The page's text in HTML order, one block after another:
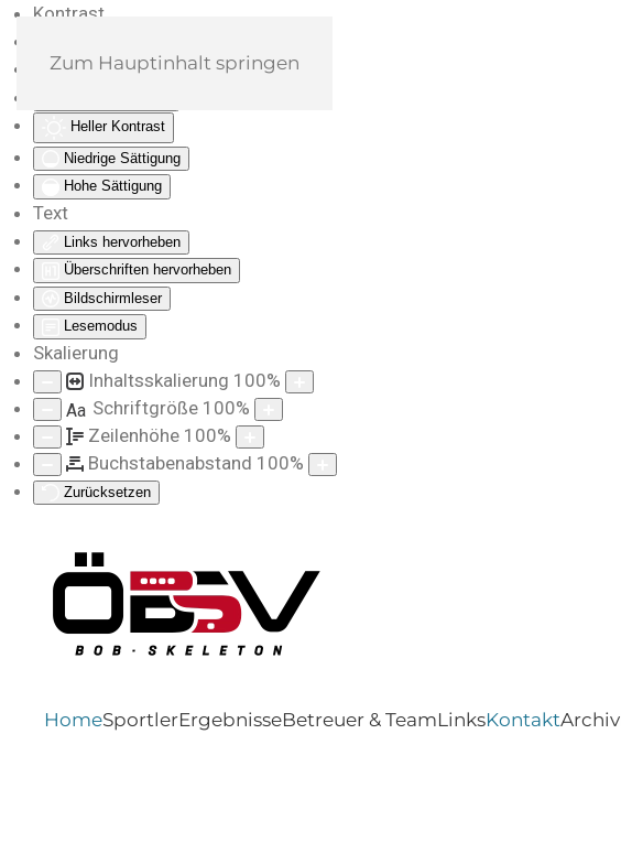
Kontrast
Monochrom
Heller Kontrast
Niedrige Sättigung
Hohe Sättigung
Text
Links hervorheben
Überschriften hervorheben
Bildschirmleser
Lesemodus
Skalierung
Inhaltsskalierung 100%
Aa Schriftgröße 100%
Zeilenhöhe 100%
Buchstabenabstand 100%
Zurücksetzen
Zum Hauptinhalt springen
HomeSportlerErgebnisseBetreuer & TeamLinksKontaktArchiv